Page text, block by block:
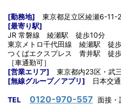
[勤務地] 東京都足立区綾瀬6-11-
[最寄り駅]
JR 常磐線 綾瀬駅 徒歩10分
東京メトロ千代田線 綾瀬駅 徒
つくばエクスプレス 青井駅 徒
［車通勤可］
[営業エリア] 東京都内23区・武
[無線グループ／アプリ] 日本交通
TEL 0120-970-557 面接・